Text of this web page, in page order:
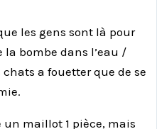
les gens sont là pour
la bombe dans l’eau /
chats a fouetter que de se
maillot 1 pièce, mais